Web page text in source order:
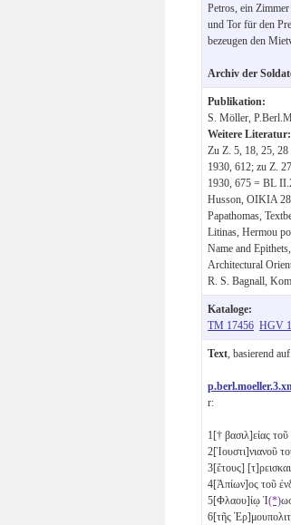
Petros, ein
und Tor für den
bezeugen den
Archiv der
Publikation:
S. Möller,
Weitere Literatur:
Zu Z. 5, 18, 25,
1930, 612; zu Z.
1930, 675 = BL
Husson, OIKIA
Papathomas,
Litinas, Hermou
Name and
Architectural
R. S. Bagnall,
Kataloge:
TM 17456 HGV
Text , basierend
r:
1 [† βασιλ]είας
2[Ἰουστι]νιανοῦ
3[ἔτους]
4[Ἀπίων]ος τοῦ
5[Φλαου]ίῳ Ἰ(*)
6[τῆς